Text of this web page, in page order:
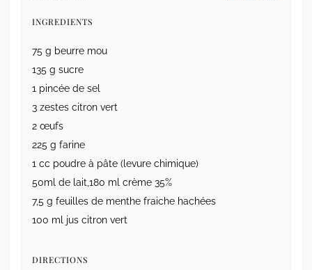
INGREDIENTS
75 g beurre mou
135 g sucre
1 pincée de sel
3 zestes citron vert
2 œufs
225 g farine
1 cc poudre à pâte (levure chimique)
50ml de lait,180 ml crème 35%
7,5 g feuilles de menthe fraiche hachées
100 ml jus citron vert
DIRECTIONS